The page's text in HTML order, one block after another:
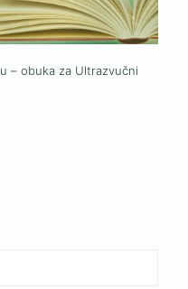
– obuka za Ultrazvučni